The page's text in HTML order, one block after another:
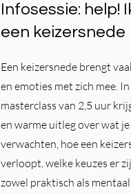
Infosessie: help!
een keizersnede
Een keizersnede brengt
en emoties met zich mee.
masterclass van 2,5 uur
en warme uitleg over wat
verwachten, hoe een
verloopt, welke keuzes er
zowel praktisch als